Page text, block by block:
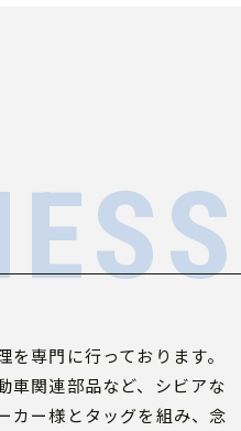
専門に行っております。
車関連部品など、シビアな
カー様とタッグを組み、念